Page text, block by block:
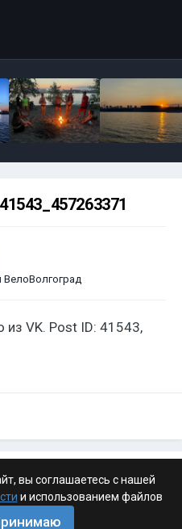
из VK. Post ID: 41543,
вы соглашаетесь с нашей
и использованием файлов